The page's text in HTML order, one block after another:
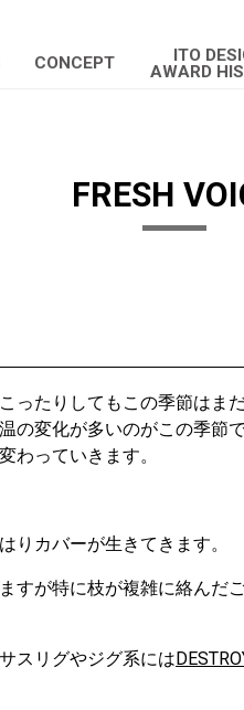
CONCEPT
ITO
AWARD
FRESH
ったりしてもこの季節はま
の変化が多いのがこの季節
わっていきます。
りカバーが生きてきます。
すが特に枝が複雑に絡んだ
スリグやジグ系には